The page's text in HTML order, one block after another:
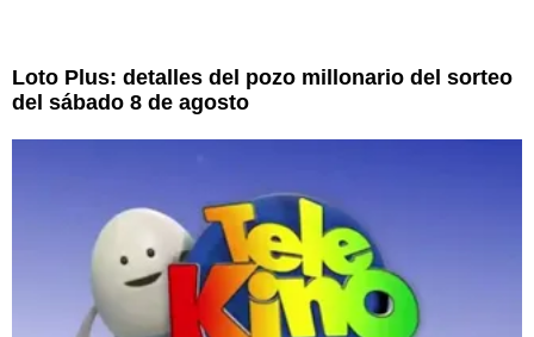
Loto Plus: detalles del pozo millonario del sorteo
del sábado 8 de agosto